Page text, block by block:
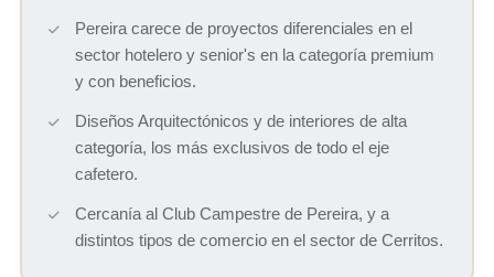
Pereira carece de proyectos diferenciales en el
sector hotelero y senior's en la categoría premium
y con beneficios.
Diseños Arquitectónicos y de interiores de alta
categoría, los más exclusivos de todo el eje
cafetero.
Cercanía al Club Campestre de Pereira, y a
distintos tipos de comercio en el sector de Cerritos.